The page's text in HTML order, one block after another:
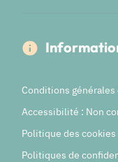
Conditions
Accessibilité : Non
Politique des cookies
Politiques de